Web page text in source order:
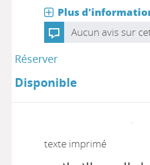
Plus
Aucun avis sur
Réserver
Disponible
texte imprimé